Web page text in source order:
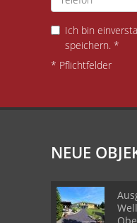
Ich bin
speichern. *
* Pflichtfelder
NEUE